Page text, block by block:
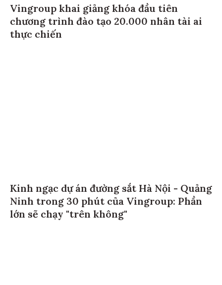
Vingroup khai giảng khóa đầu tiên
chương trình đào tạo 20.000 nhân tài ai
thực chiến
Kinh ngạc dự án đường sắt Hà Nội - Quảng
Ninh trong 30 phút của Vingroup: Phần
lớn sẽ chạy "trên không"